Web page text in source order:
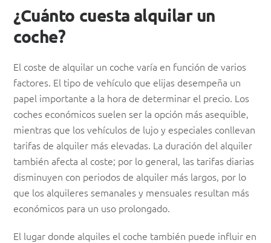
¿Cuánto cuesta alquilar un
coche?
El coste de alquilar un coche varía en función de varios
factores. El tipo de vehículo que elijas desempeña un
papel importante a la hora de determinar el precio. Los
coches económicos suelen ser la opción más asequible,
mientras que los vehículos de lujo y especiales conllevan
tarifas de alquiler más elevadas. La duración del alquiler
también afecta al coste; por lo general, las tarifas diarias
disminuyen con periodos de alquiler más largos, por lo
que los alquileres semanales y mensuales resultan más
económicos para un uso prolongado.
El lugar donde alquiles el coche también puede influir en